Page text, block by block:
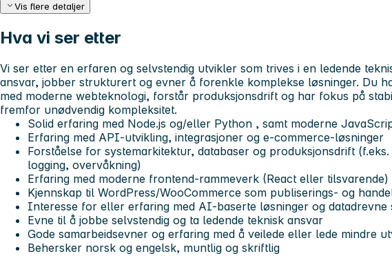
Vis flere detaljer
Hva vi ser etter
Vi ser etter en erfaren og selvstendig utvikler som trives i en ledende
ansvar, jobber strukturert og evner å forenkle komplekse løsninger. Du
med moderne webteknologi, forstår produksjonsdrift og har fokus på
fremfor unødvendig kompleksitet.
Solid erfaring med Node.js og/eller Python , samt moderne
Erfaring med API-utvikling, integrasjoner og e-commerce-løsninger
Forståelse for systemarkitektur, databaser og produksjonsdrift (f.eks.
logging, overvåkning)
Erfaring med moderne frontend-rammeverk (React eller tilsvarende)
Kjennskap til WordPress/WooCommerce som publiserings- og
Interesse for eller erfaring med AI-baserte løsninger og datadrevne
Evne til å jobbe selvstendig og ta ledende teknisk ansvar
Gode samarbeidsevner og erfaring med å veilede eller lede mindre
Behersker norsk og engelsk, muntlig og skriftlig